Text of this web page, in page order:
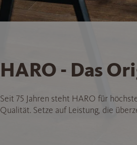
HARO - Das
Seit 75 Jahren steht HARO für
Qualität. Setze auf Leistung, die